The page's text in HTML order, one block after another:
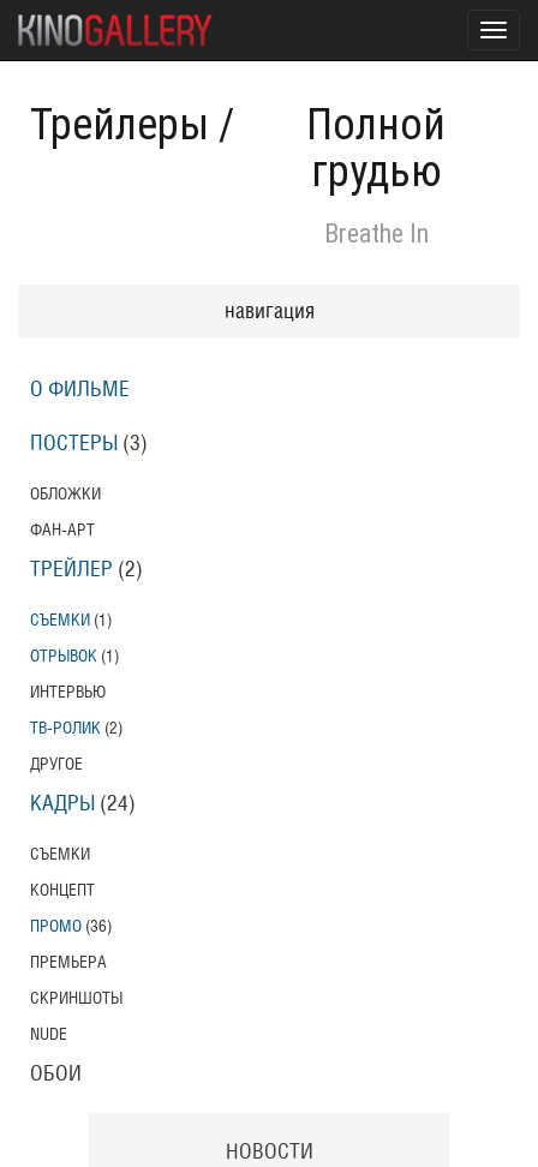
Трейлеры /
Полной
грудью
Breathe In
навигация
О ФИЛЬМЕ
ПОСТЕРЫ (3)
ОБЛОЖКИ
ФАН-АРТ
ТРЕЙЛЕР (2)
СЪЕМКИ (1)
ОТРЫВОК (1)
ИНТЕРВЬЮ
ТВ-РОЛИК (2)
ДРУГОЕ
КАДРЫ (24)
СЪЕМКИ
КОНЦЕПТ
ПРОМО (36)
ПРЕМЬЕРА
СКРИНШОТЫ
NUDE
ОБОИ
НОВОСТИ